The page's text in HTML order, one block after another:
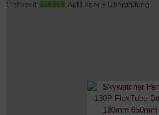
Lieferzeit: Auf Lager + Überprüfung